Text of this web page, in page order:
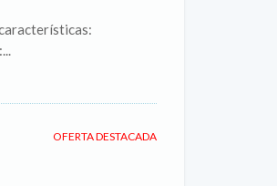
OFERTA DESTACADA